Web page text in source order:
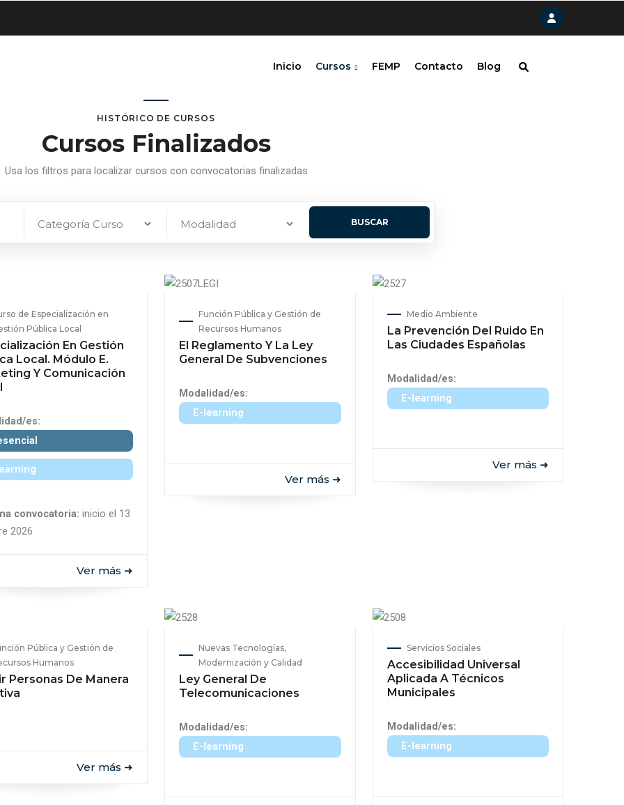
Inicio Cursos FEMP Contacto Blog
HISTÓRICO DE CURSOS
Cursos Finalizados
Usa los filtros para localizar cursos con convocatorias finalizadas
de Especialización en
Pública Local
En Gestión
Local. Módulo E.
Y Comunicación
es:
convocatoria: inicio el 13
2026
Ver más ➜
Función Pública y Gestión de
Recursos Humanos
El Reglamento Y La Ley
General De Subvenciones
Modalidad/es:
E-learning
Ver más ➜
Medio Ambiente
La Prevención Del Ruido En
Las Ciudades Españolas
Modalidad/es:
E-learning
Ver más ➜
Pública y Gestión de
Humanos
Personas De Manera
Ver más ➜
Nuevas Tecnologías,
Modernización y Calidad
Ley General De
Telecomunicaciones
Modalidad/es:
E-learning
Servicios Sociales
Accesibilidad Universal
Aplicada A Técnicos
Municipales
Modalidad/es:
E-learning